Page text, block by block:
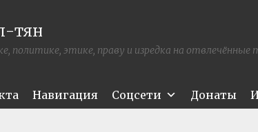
тян
политике, этике, праву и изредка на отвлечённые
Навигация Соцсети Донаты